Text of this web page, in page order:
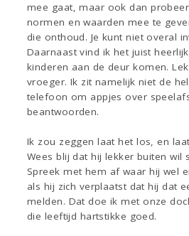
mee gaat, maar ook dan
normen en waarden mee te
die onthoud. Je kunt niet overal
Daarnaast vind ik het juist
kinderen aan de deur komen.
vroeger. Ik zit namelijk niet de
telefoon om appjes over
beantwoorden.
Ik zou zeggen laat het los, en
Wees blij dat hij lekker buiten wil
Spreek met hem af waar hij wel
als hij zich verplaatst dat hij dat
melden. Dat doe ik met onze
die leeftijd hartstikke goed.